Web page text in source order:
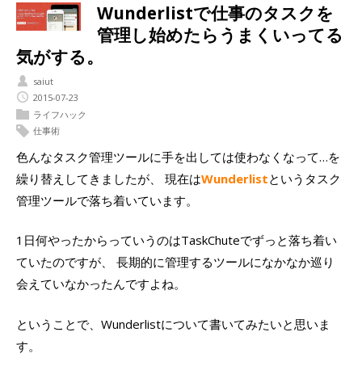
Wunderlistで仕事のタスクを
管理し始めたらうまくいってる
気がする。
saiut
2015-07-23
ライフハック
仕事術
色んなタスク管理ツールに手を出しては使わなくなって…を
繰り替えしてきましたが、 現在はWunderlistというタスク
管理ツールで落ち着いています。
1日何やったからっていうのはTaskChuteでずっと落ち着い
ていたのですが、 長期的に管理するツールになかなか巡り
会えていなかったんですよね。
ということで、Wunderlistについて書いてみたいと思いま
す。